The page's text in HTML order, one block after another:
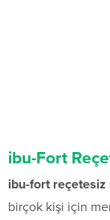
ibu-Fort
ibu-fort reçetesiz
birçok kişi için